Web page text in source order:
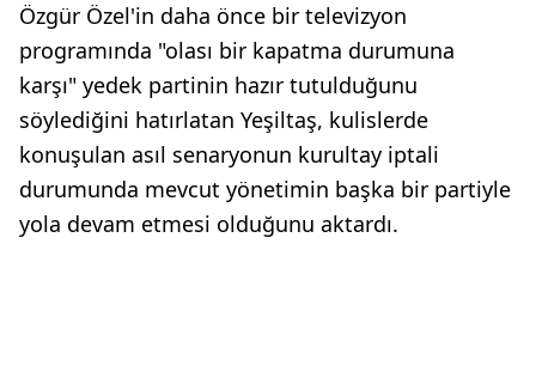
Özgür Özel'in daha önce bir televizyon
programında "olası bir kapatma durumuna
karşı" yedek partinin hazır tutulduğunu
söylediğini hatırlatan Yeşiltaş, kulislerde
konuşulan asıl senaryonun kurultay iptali
durumunda mevcut yönetimin başka bir partiyle
yola devam etmesi olduğunu aktardı.